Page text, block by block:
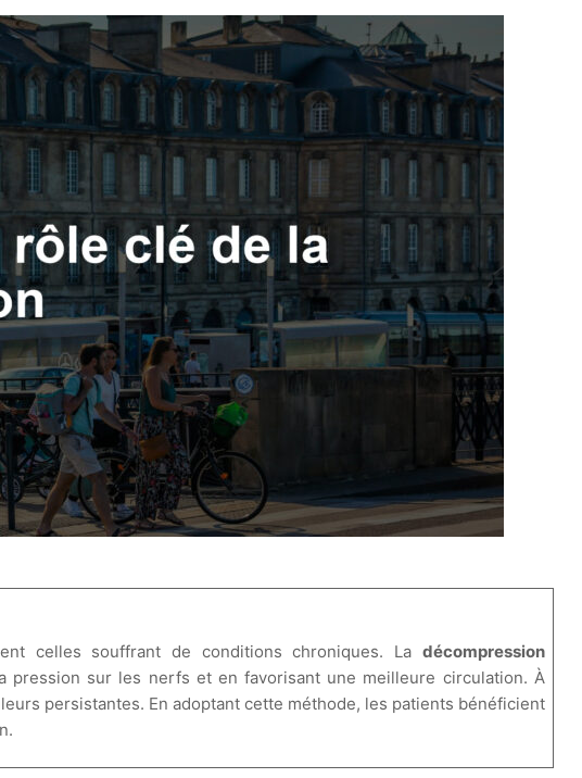
celles souffrant de conditions chroniques. La décompression
sur les nerfs et en favorisant une meilleure circulation. À
persistantes. En adoptant cette méthode, les patients bénéficient